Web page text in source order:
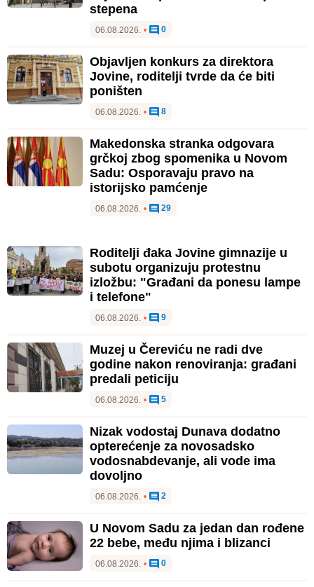
stepena
06.08.2026. • 0
Objavljen konkurs za direktora
Jovine, roditelji tvrde da će biti
poništen
06.08.2026. • 8
Makedonska stranka odgovara
grčkoj zbog spomenika u Novom
Sadu: Osporavaju pravo na
istorijsko pamćenje
06.08.2026. • 29
Roditelji đaka Jovine gimnazije u
subotu organizuju protestnu
izložbu: "Građani da ponesu lampe
i telefone"
06.08.2026. • 9
Muzej u Čereviću ne radi dve
godine nakon renoviranja: građani
predali peticiju
06.08.2026. • 5
Nizak vodostaj Dunava dodatno
opterećenje za novosadsko
vodosnabdevanje, ali vode ima
dovoljno
06.08.2026. • 2
U Novom Sadu za jedan dan rođene
22 bebe, među njima i blizanci
06.08.2026. • 0